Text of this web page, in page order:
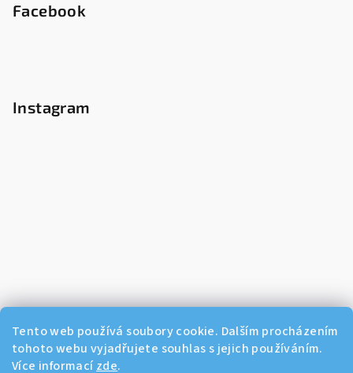
Tento web používá soubory cookie. Dalším procházením
tohoto webu vyjadřujete souhlas s jejich používáním.
Více informací zde.
Facebook
Instagram